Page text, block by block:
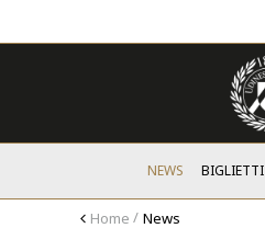
NEWS BIGLIETTI
Home News